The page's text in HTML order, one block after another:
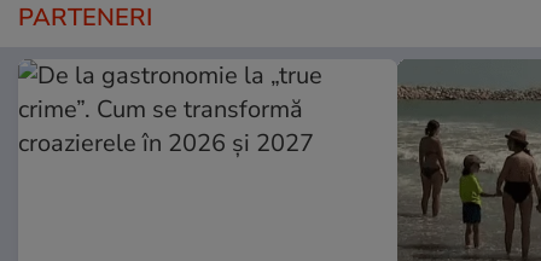
PARTENERI